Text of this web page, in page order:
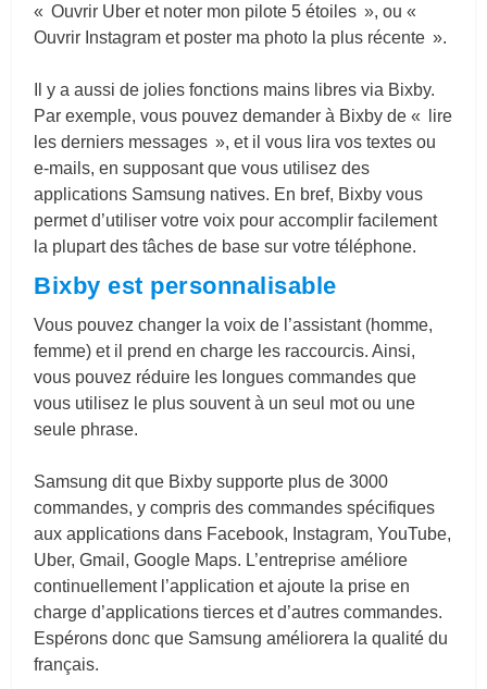
« Ouvrir Uber et noter mon pilote 5 étoiles », ou «
Ouvrir Instagram et poster ma photo la plus récente ».
Il y a aussi de jolies fonctions mains libres via Bixby.
Par exemple, vous pouvez demander à Bixby de « lire
les derniers messages », et il vous lira vos textes ou
e-mails, en supposant que vous utilisez des
applications Samsung natives. En bref, Bixby vous
permet d’utiliser votre voix pour accomplir facilement
la plupart des tâches de base sur votre téléphone.
Bixby est personnalisable
Vous pouvez changer la voix de l’assistant (homme,
femme) et il prend en charge les raccourcis. Ainsi,
vous pouvez réduire les longues commandes que
vous utilisez le plus souvent à un seul mot ou une
seule phrase.
Samsung dit que Bixby supporte plus de 3000
commandes, y compris des commandes spécifiques
aux applications dans Facebook, Instagram, YouTube,
Uber, Gmail, Google Maps. L’entreprise améliore
continuellement l’application et ajoute la prise en
charge d’applications tierces et d’autres commandes.
Espérons donc que Samsung améliorera la qualité du
français.